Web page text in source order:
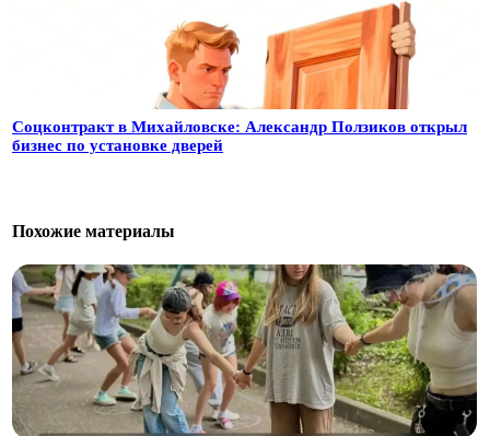
Соцконтракт в Михайловске: Александр Ползиков открыл
бизнес по установке дверей
Похожие материалы